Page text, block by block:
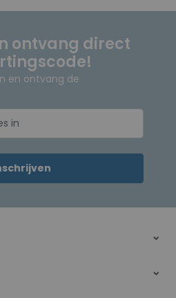
ontvang direct
en ontvang de